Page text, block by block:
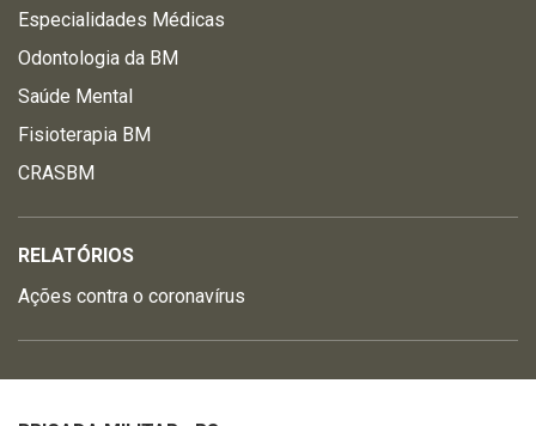
Especialidades Médicas
Odontologia da BM
Saúde Mental
Fisioterapia BM
CRASBM
RELATÓRIOS
Ações contra o coronavírus